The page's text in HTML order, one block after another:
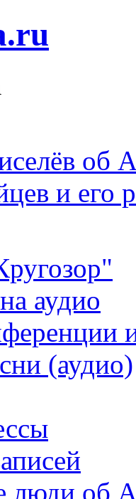
об
и его
аудио
(аудио)
люди об